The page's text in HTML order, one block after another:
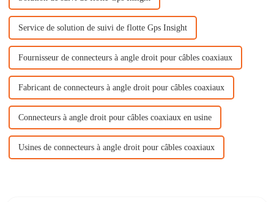
Service de solution de suivi de flotte Gps Insight
Fournisseur de connecteurs à angle droit pour câbles coaxiaux
Fabricant de connecteurs à angle droit pour câbles coaxiaux
Connecteurs à angle droit pour câbles coaxiaux en usine
Usines de connecteurs à angle droit pour câbles coaxiaux